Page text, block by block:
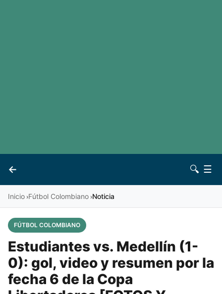
←
Vives 🔍 ☰
Inicio ›Fútbol Colombiano ›Noticia
FÚTBOL COLOMBIANO
Estudiantes vs. Medellín (1-
0): gol, video y resumen por la
fecha 6 de la Copa